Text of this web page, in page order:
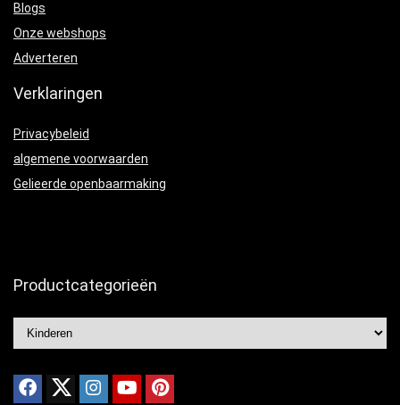
Blogs
Onze webshops
Adverteren
Verklaringen
Privacybeleid
algemene voorwaarden
Gelieerde openbaarmaking
Productcategorieën